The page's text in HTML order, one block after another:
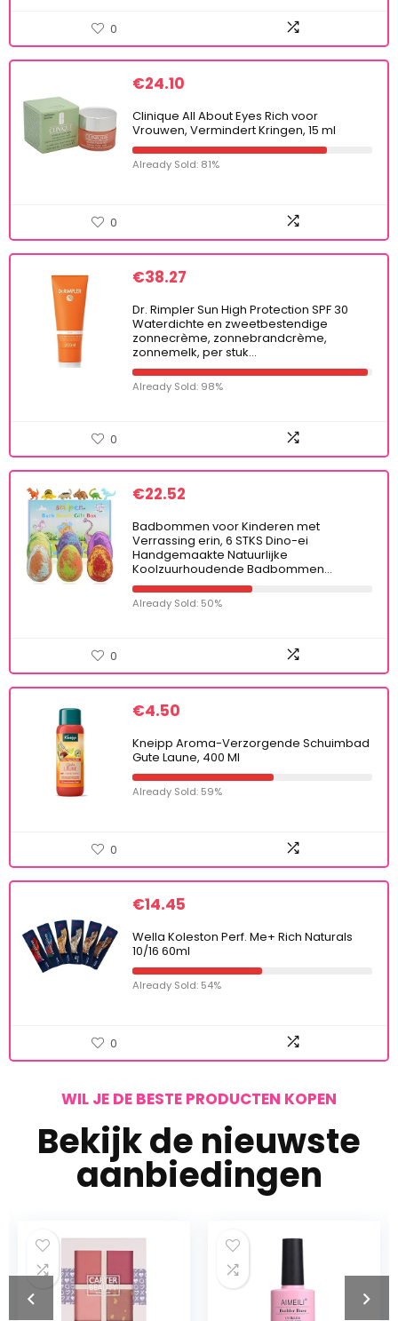
0
€24.10
Clinique All About Eyes Rich voor
Vrouwen, Vermindert Kringen, 15 ml
Already Sold: 81%
0
€38.27
Dr. Rimpler Sun High Protection SPF 30
Waterdichte en zweetbestendige
zonnecrème, zonnebrandcrème,
zonnemelk, per stuk…
Already Sold: 98%
0
€22.52
Badbommen voor Kinderen met
Verrassing erin, 6 STKS Dino-ei
Handgemaakte Natuurlijke
Koolzuurhoudende Badbommen…
Already Sold: 50%
0
€4.50
Kneipp Aroma-Verzorgende Schuimbad
Gute Laune, 400 Ml
Already Sold: 59%
0
€14.45
Wella Koleston Perf. Me+ Rich Naturals
10/16 60ml
Already Sold: 54%
0
WIL JE DE BESTE PRODUCTEN KOPEN
Bekijk de nieuwste
aanbiedingen